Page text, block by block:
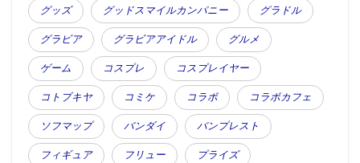
グッズ グッドスマイルカンパニー グラドル
グラビア グラビアアイドル グルメ
ゲーム コスプレ コスプレイヤー
コトブキヤ コミケ コラボ コラボカフェ
ソフマップ バンダイ バンプレスト
フィギュア フリュー プライズ